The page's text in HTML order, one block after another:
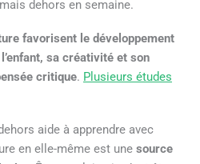
dehors en semaine.
favorisent le développement
sa créativité et son
critique. Plusieurs études
aide à apprendre avec
en elle-même est une source